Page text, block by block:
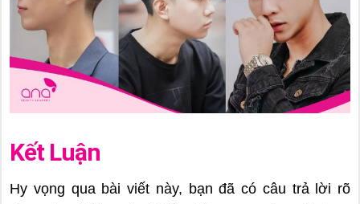
Kết Luận
Hy vọng qua bài viết này, bạn đã có câu trả lời rõ